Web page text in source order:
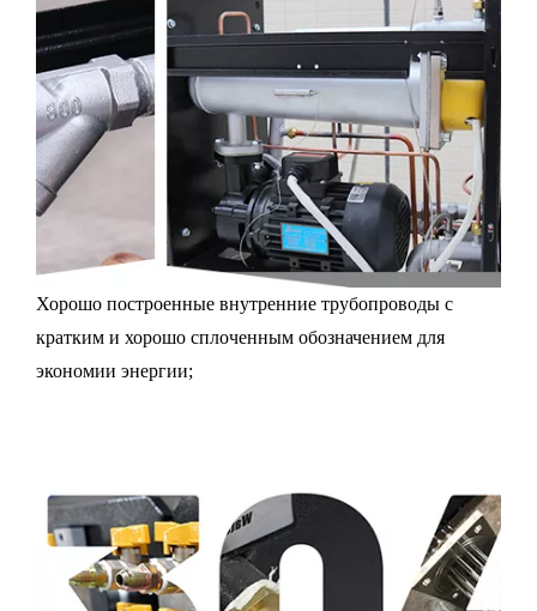
Хорошо построенные внутренние трубопроводы с
кратким и хорошо сплоченным обозначением для
экономии энергии;